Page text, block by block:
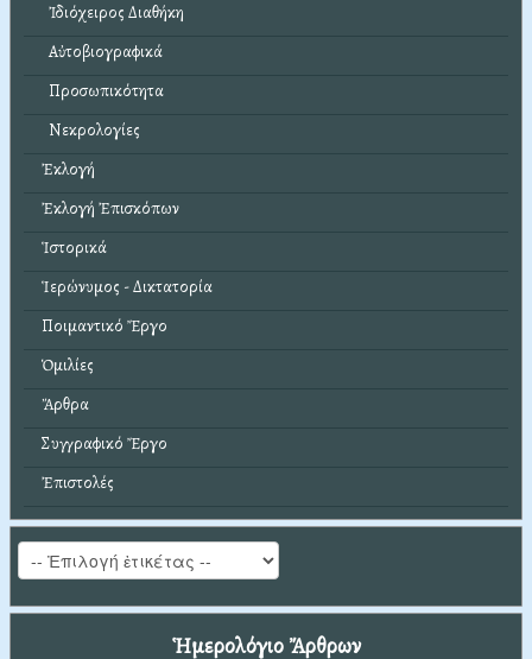
Ἰδιόχειρος Διαθήκη
Αὐτοβιογραφικά
Προσωπικότητα
Νεκρολογίες
Ἐκλογή
Ἐκλογή Ἐπισκόπων
Ἱστορικά
Ἱερώνυμος - Δικτατορία
Ποιμαντικό Ἔργο
Ὁμιλίες
Ἄρθρα
Συγγραφικό Ἔργο
Ἐπιστολές
Ἡμερολόγιο Ἄρθρων